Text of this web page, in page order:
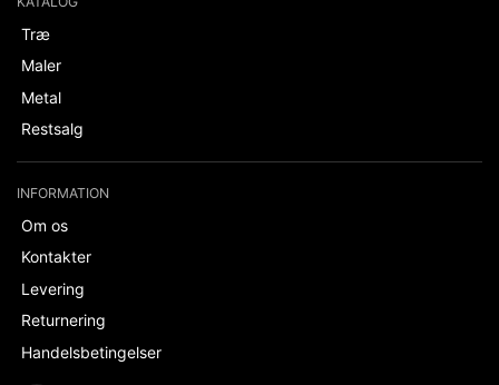
Træ
Maler
Metal
Restsalg
INFORMATION
Om os
Kontakter
Levering
Returnering
Handelsbetingelser